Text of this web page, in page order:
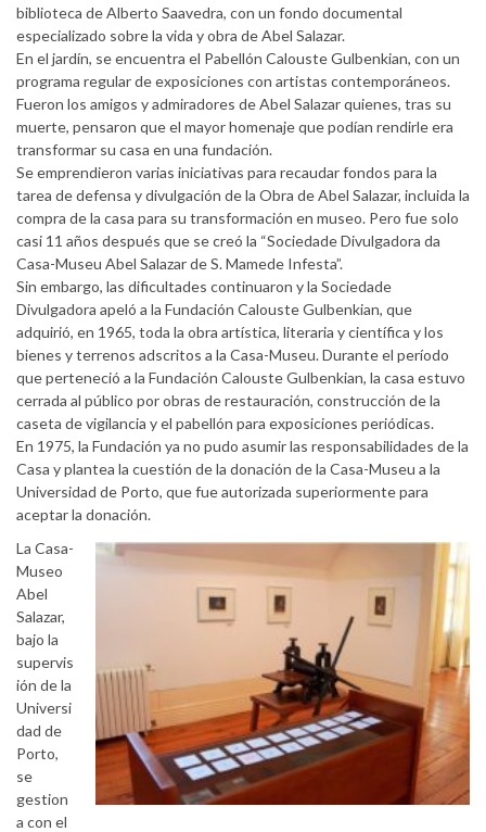
biblioteca de Alberto Saavedra, con un fondo documental
especializado sobre la vida y obra de Abel Salazar.
En el jardín, se encuentra el Pabellón Calouste Gulbenkian, con un
programa regular de exposiciones con artistas contemporáneos.
Fueron los amigos y admiradores de Abel Salazar quienes, tras su
muerte, pensaron que el mayor homenaje que podían rendirle era
transformar su casa en una fundación.
Se emprendieron varias iniciativas para recaudar fondos para la
tarea de defensa y divulgación de la Obra de Abel Salazar, incluida la
compra de la casa para su transformación en museo. Pero fue solo
casi 11 años después que se creó la “Sociedade Divulgadora da
Casa-Museu Abel Salazar de S. Mamede Infesta”.
Sin embargo, las dificultades continuaron y la Sociedade
Divulgadora apeló a la Fundación Calouste Gulbenkian, que
adquirió, en 1965, toda la obra artística, literaria y científica y los
bienes y terrenos adscritos a la Casa-Museu. Durante el período
que perteneció a la Fundación Calouste Gulbenkian, la casa estuvo
cerrada al público por obras de restauración, construcción de la
caseta de vigilancia y el pabellón para exposiciones periódicas.
En 1975, la Fundación ya no pudo asumir las responsabilidades de la
Casa y plantea la cuestión de la donación de la Casa-Museu a la
Universidad de Porto, que fue autorizada superiormente para
aceptar la donación.
La Casa-
Museo
Abel
Salazar,
bajo la
supervis
ión de la
Universi
dad de
Porto,
se
gestion
a con el